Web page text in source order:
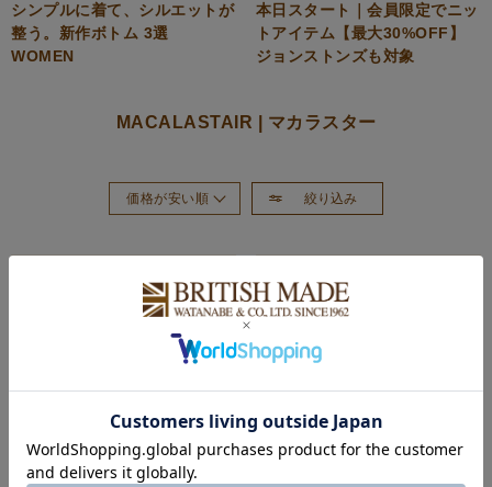
シンプルに着て、シルエットが
整う。新作ボトム 3選
WOMEN
本日スタート｜会員限定でニッ
トアイテム【最大30%OFF】
ジョンストンズも対象
MACALASTAIR | マカラスター
絞り込み
新着順
価格が高い順
価格が安い順